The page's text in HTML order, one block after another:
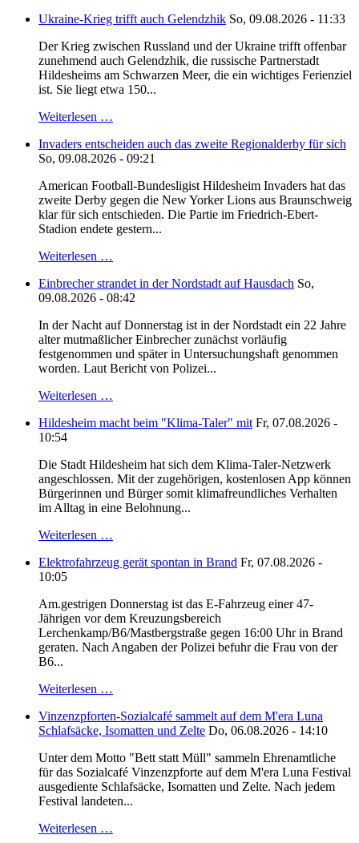
Ukraine-Krieg trifft auch Gelendzhik So, 09.08.2026 - 11:33
Der Krieg zwischen Russland und der Ukraine trifft offenbar
zunehmend auch Gelendzhik, die russische Partnerstadt
Hildesheims am Schwarzen Meer, die ein wichtiges Ferienziel
ist. Sie liegt etwa 150...
Weiterlesen …
Invaders entscheiden auch das zweite Regionalderby für sich
So, 09.08.2026 - 09:21
American Football-Bundesligist Hildesheim Invaders hat das
zweite Derby gegen die New Yorker Lions aus Braunschweig
klar für sich entschieden. Die Partie im Friedrich-Ebert-
Stadion endete gestern...
Weiterlesen …
Einbrecher strandet in der Nordstadt auf Hausdach So,
09.08.2026 - 08:42
In der Nacht auf Donnerstag ist in der Nordstadt ein 22 Jahre
alter mutmaßlicher Einbrecher zunächst vorläufig
festgenommen und später in Untersuchungshaft genommen
worden. Laut Bericht von Polizei...
Weiterlesen …
Hildesheim macht beim "Klima-Taler" mit Fr, 07.08.2026 -
10:54
Die Stadt Hildesheim hat sich dem Klima-Taler-Netzwerk
angeschlossen. Mit der zugehörigen, kostenlosen App können
Bürgerinnen und Bürger somit klimafreundliches Verhalten
im Alltag in eine Belohnung...
Weiterlesen …
Elektrofahrzeug gerät spontan in Brand Fr, 07.08.2026 -
10:05
Am.gestrigen Donnerstag ist das E-Fahrzeug einer 47-
Jährigen vor dem Kreuzungsbereich
Lerchenkamp/B6/Mastbergstraße gegen 16:00 Uhr in Brand
geraten. Nach Angaben der Polizei befuhr die Frau von der
B6...
Weiterlesen …
Vinzenzpforten-Sozialcafé sammelt auf dem M'era Luna
Schlafsäcke, Isomatten und Zelte Do, 06.08.2026 - 14:10
Unter dem Motto "Bett statt Müll" sammeln Ehrenamtliche
für das Sozialcafé Vinzenzpforte auf dem M'era Luna Festival
ausgediente Schlafsäcke, Isomatten und Zelte. Nach jedem
Festival landeten...
Weiterlesen …